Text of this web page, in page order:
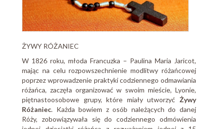
ŻYWY RÓŻANIEC
W 1826 roku, młoda Francuzka – Paulina Maria Jaricot,
mając na celu rozpowszechnienie modlitwy różańcowej
poprzez wprowadzenie praktyki codziennego odmawiania
różańca, zaczęła organizować w swoim mieście, Lyonie,
piętnastoosobowe grupy, które miały utworzyć Żywy
Różaniec. Każda bowiem z osób należących do danej
Róży, zobowiązywała się do codziennego odmówienia